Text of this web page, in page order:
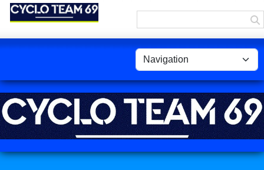
Panneau de gestion des cookies